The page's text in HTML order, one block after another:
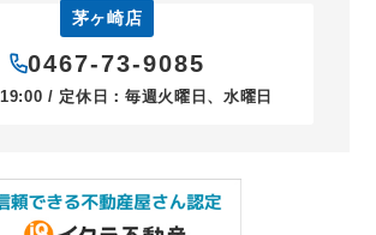
茅ヶ崎店
0467-73-9085
/ 定休日：毎週火曜日、水曜日